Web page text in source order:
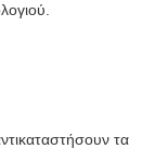
τα